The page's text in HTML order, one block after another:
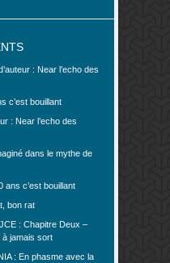
: Near l’echo des
c’est bouillant
: Near l’echo des
dans le mythe de
ans c’est bouillant
bon rat
: Chapitre Deux –
à jamais sort
: En phasme avec la